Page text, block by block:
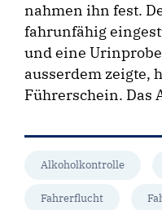
nahmen ihn fest.
fahrunfähig
und eine
ausserdem zeigte,
Führerschein. Das
Alkoholkontrolle
Fahrerflucht